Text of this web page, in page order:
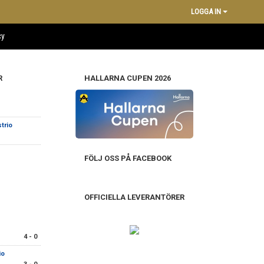
LOGGA IN
4 - 0
HALLARNA CUPEN 2026
FÖLJ OSS PÅ FACEBOOK
OFFICIELLA LEVERANTÖRER